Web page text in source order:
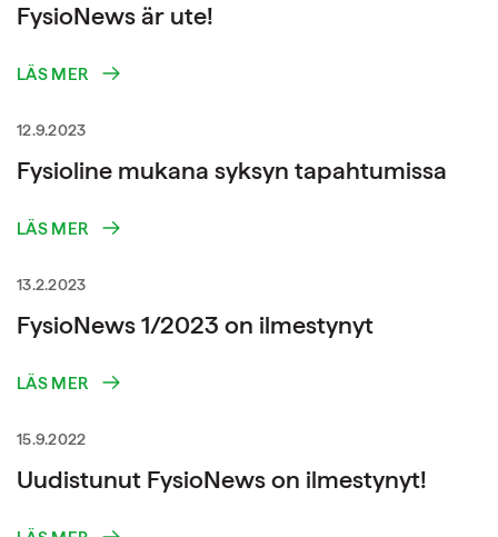
FysioNews är ute!
LÄS MER
12.9.2023
Fysioline mukana syksyn tapahtumissa
LÄS MER
13.2.2023
FysioNews 1/2023 on ilmestynyt
LÄS MER
15.9.2022
Uudistunut FysioNews on ilmestynyt!